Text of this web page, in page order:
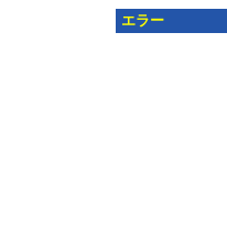
エラー